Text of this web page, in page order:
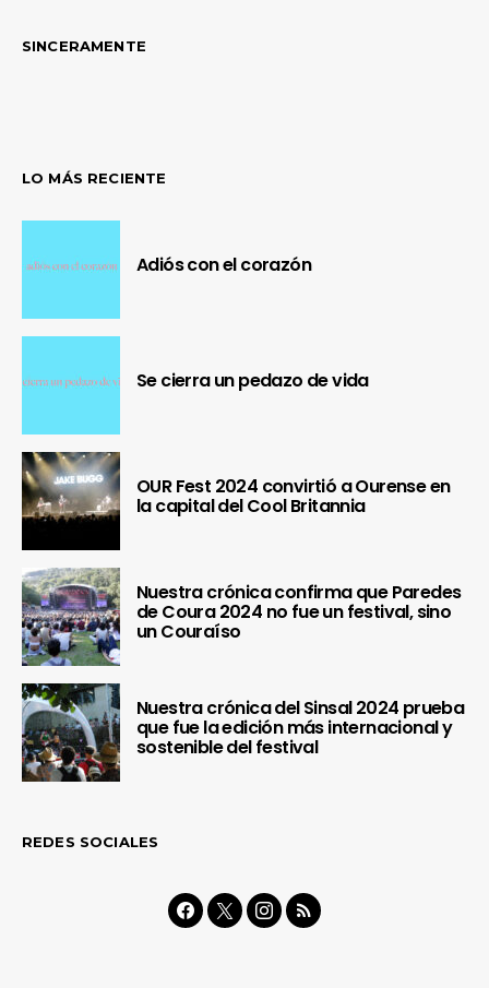
SINCERAMENTE
LO MÁS RECIENTE
Adiós con el corazón
Se cierra un pedazo de vida
OUR Fest 2024 convirtió a Ourense en
la capital del Cool Britannia
Nuestra crónica confirma que Paredes
de Coura 2024 no fue un festival, sino
un Couraíso
Nuestra crónica del Sinsal 2024 prueba
que fue la edición más internacional y
sostenible del festival
REDES SOCIALES